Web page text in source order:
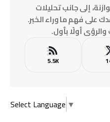
إلى جانب تحليلات
على فهم ما وراء الخبر.
أولًا بأول.
5.5K
Select Language ▼